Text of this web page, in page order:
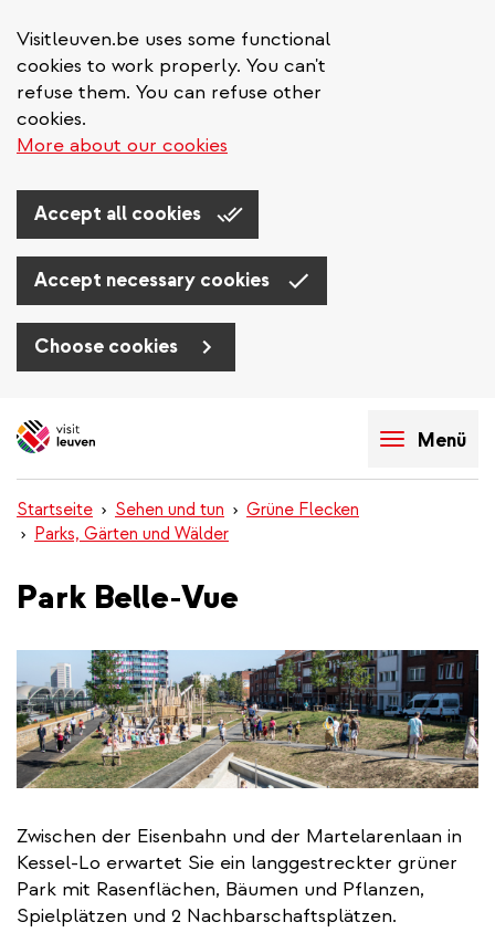
Visitleuven.be uses some functional
cookies to work properly. You can't
refuse them. You can refuse other
cookies.
More about our cookies
Accept all cookies
Accept necessary cookies
Choose cookies
zum
Menü
Startseite Sehen und tun
Grüne Flecken
Parks, Gärten und Wälder
Park Belle-Vue
Zwischen der Eisenbahn und der Martelarenlaan in
Kessel-Lo erwartet Sie ein langgestreckter grüner
Park mit Rasenflächen, Bäumen und Pflanzen,
Spielplätzen und 2 Nachbarschaftsplätzen.